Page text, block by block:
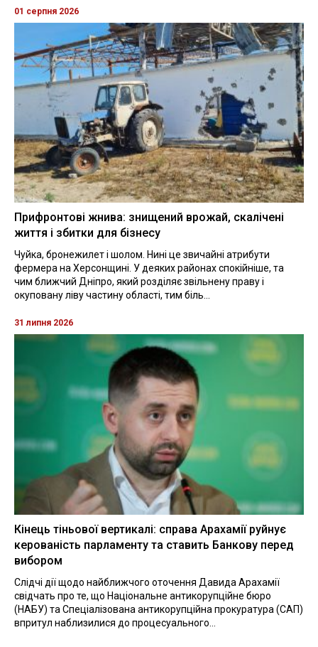
01 серпня 2026
Прифронтові жнива: знищений врожай, скалічені
життя і збитки для бізнесу
Чуйка, бронежилет і шолом. Нині це звичайні атрибути
фермера на Херсонщині. У деяких районах спокійніше, та
чим ближчий Дніпро, який розділяє звільнену праву і
окуповану ліву частину області, тим біль...
31 липня 2026
Кінець тіньової вертикалі: справа Арахамії руйнує
керованість парламенту та ставить Банкову перед
вибором
Слідчі дії щодо найближчого оточення Давида Арахамії
свідчать про те, що Національне антикорупційне бюро
(НАБУ) та Спеціалізована антикорупційна прокуратура (САП)
впритул наблизилися до процесуального...